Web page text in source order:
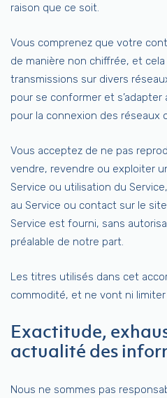
raison que ce soit.
Vous comprenez que votre
de manière non chiffrée, et
transmissions sur divers
pour se conformer et
pour la connexion des réseaux
Vous acceptez de ne pas
vendre, revendre ou exploiter
Service ou utilisation du
au Service ou contact sur le
Service est fourni, sans
préalable de notre part.
Les titres utilisés dans cet
commodité, et ne vont ni
Exactitude,
actualité des
Nous ne sommes pas